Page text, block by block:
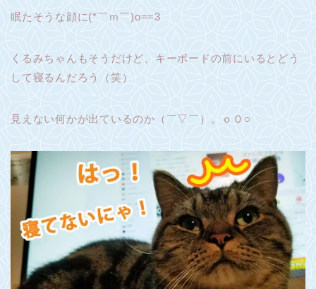
眠たそうな顔に(*￣ｍ￣)o==3
くるみちゃんもそうだけど、キーボードの前にいるとどう
して寝るんだろう（笑）
見えない何かが出ているのか（￣▽￣）。ｏ０○